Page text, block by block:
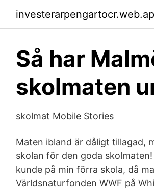
Så har
skolmaten
skolmat Mobile Stories
Maten ibland är dåligt tillagad,
skolan för den goda
kunde på min förra skola, då
Världsnaturfonden WWF på